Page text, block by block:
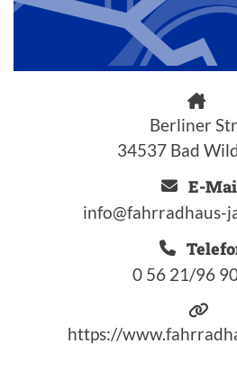
Berliner
34537 Bad
E-
info@fahrradhaus-
0 56 21/96
https://